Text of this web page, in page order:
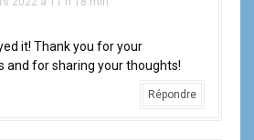
it! Thank you for your
and for sharing your thoughts!
Répondre